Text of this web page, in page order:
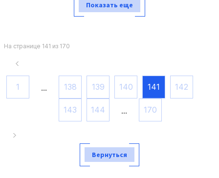
Показать еще
На странице 141 из 170
1 ... 138 139 140 141 142
143 144 ... 170
Вернуться